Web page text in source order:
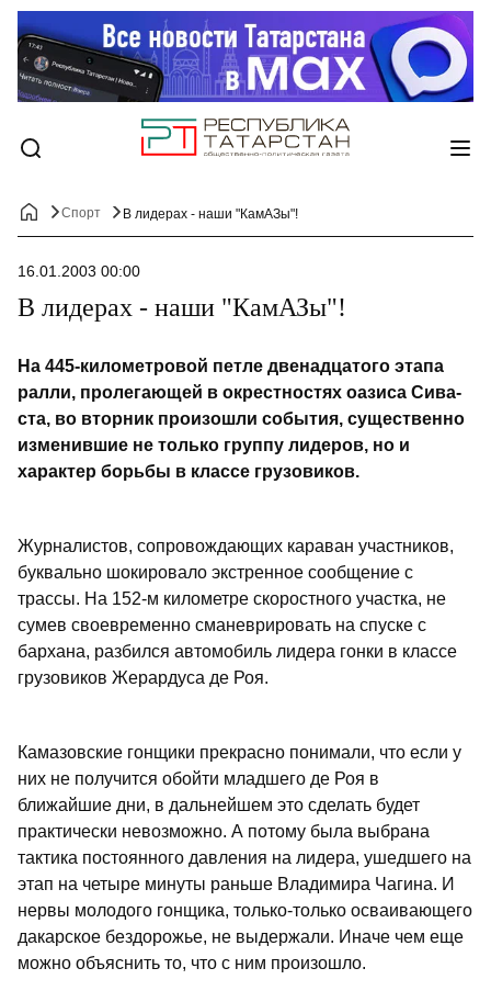
Спорт В лидерах - наши "КамАЗы"!
16.01.2003 00:00
В лидерах - наши "КамАЗы"!
На 445-километровой петле двенадцатого этапа
ралли, пролегающей в окрестностях оазиса Сива-
ста, во вторник произошли события, существенно
изменившие не только группу лидеров, но и
характер борьбы в классе грузовиков.
Журналистов, сопровождающих караван участников,
буквально шокировало экстренное сообщение с
трассы. На 152-м километре скоростного участка, не
сумев своевременно сманеврировать на спуске с
бархана, разбился автомобиль лидера гонки в классе
грузовиков Жерардуса де Роя.
Камазовские гонщики прекрасно понимали, что если у
них не получится обойти младшего де Роя в
ближайшие дни, в дальнейшем это сделать будет
практически невозможно. А потому была выбрана
тактика постоянного давления на лидера, ушедшего на
этап на четыре минуты раньше Владимира Чагина. И
нервы молодого гонщика, только-только осваивающего
дакарское бездорожье, не выдержали. Иначе чем еще
можно объяснить то, что с ним произошло.